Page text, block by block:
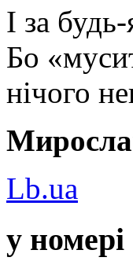
І за
Бо
нічого
Lb.ua
у номері